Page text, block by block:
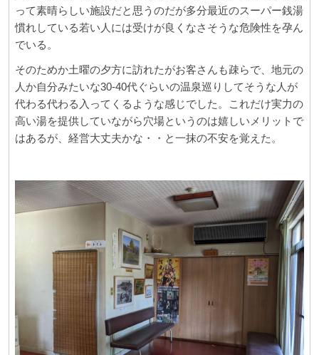
って素晴らしい施設だと思うのだが多分最近のスーパー銭湯
慣れしている若い人には受けが良くなさそうな危険性を孕ん
でいる。
そのためか土曜の夕方に訪れたがお客さんも疎らで、地元の
人か自分みたいな30-40代ぐらいの温泉巡りしてそうな人が
代わる代わる入ってくるような感じでした。これだけ実力の
高い湯を提供していながら穴場というのは嬉しいメリットで
はあるが、経営大丈夫かな・・と一抹の不安を覚えた。